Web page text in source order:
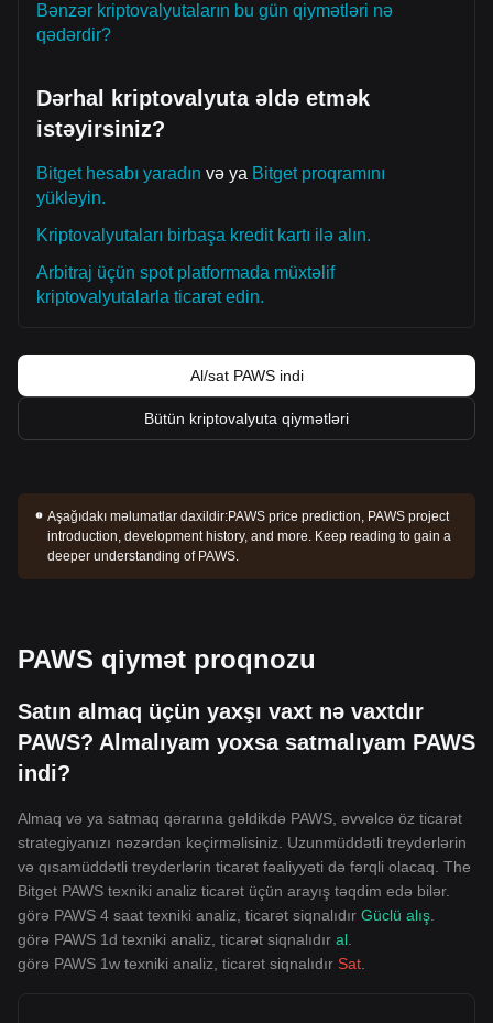
Bənzər kriptovalyutaların bu gün qiymətləri nə
qədərdir?
Dərhal kriptovalyuta əldə etmək
istəyirsiniz?
Bitget hesabı yaradın və ya Bitget proqramını
yükləyin.
Kriptovalyutaları birbaşa kredit kartı ilə alın.
Arbitraj üçün spot platformada müxtəlif
kriptovalyutalarla ticarət edin.
Al/sat PAWS indi
Bütün kriptovalyuta qiymətləri
Aşağıdakı məlumatlar daxildir:PAWS price prediction, PAWS project
introduction, development history, and more. Keep reading to gain a
deeper understanding of PAWS.
PAWS qiymət proqnozu
Satın almaq üçün yaxşı vaxt nə vaxtdır
PAWS? Almalıyam yoxsa satmalıyam PAWS
indi?
Almaq və ya satmaq qərarına gəldikdə PAWS, əvvəlcə öz ticarət
strategiyanızı nəzərdən keçirməlisiniz. Uzunmüddətli treyderlərin
və qısamüddətli treyderlərin ticarət fəaliyyəti də fərqli olacaq. The
Bitget PAWS texniki analiz ticarət üçün arayış təqdim edə bilər.
görə PAWS 4 saat texniki analiz, ticarət siqnalıdır Güclü alış
görə PAWS 1d texniki analiz, ticarət siqnalıdır al
görə PAWS 1w texniki analiz, ticarət siqnalıdır Sat